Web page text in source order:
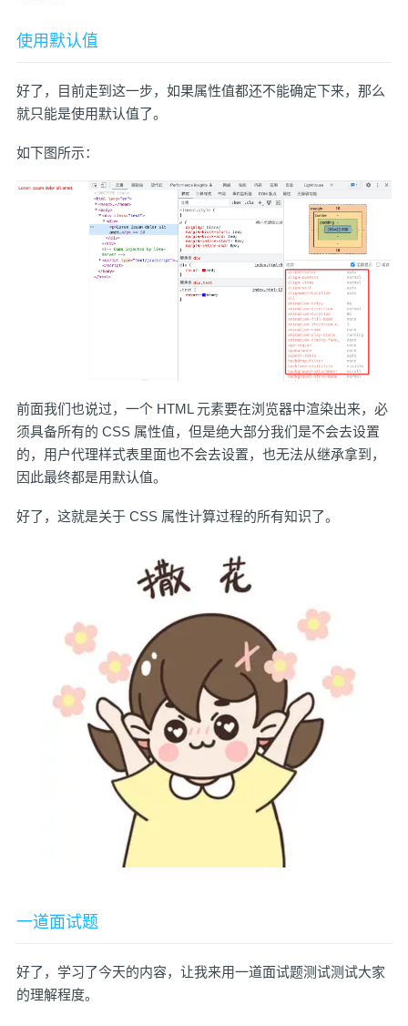
使用默认值
好了，目前走到这一步，如果属性值都还不能确定下来，那么
就只能是使用默认值了。
如下图所示：
前面我们也说过，一个 HTML 元素要在浏览器中渲染出来，必
须具备所有的 CSS 属性值，但是绝大部分我们是不会去设置
的，用户代理样式表里面也不会去设置，也无法从继承拿到，
因此最终都是用默认值。
好了，这就是关于 CSS 属性计算过程的所有知识了。
一道面试题
好了，学习了今天的内容，让我来用一道面试题测试测试大家
的理解程度。